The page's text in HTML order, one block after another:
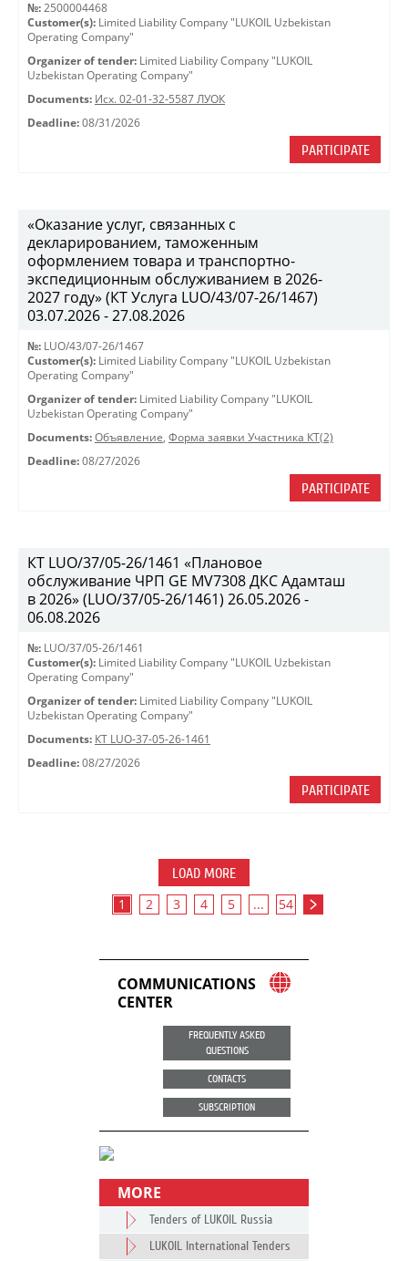
№: 2500004468
Customer(s): Limited Liability Company "LUKOIL Uzbekistan
Operating Company"
Organizer of tender: Limited Liability Company "LUKOIL
Uzbekistan Operating Company"
Documents: Исх. 02-01-32-5587 ЛУОК
Deadline: 08/31/2026
PARTICIPATE
«Оказание услуг, связанных с
декларированием, таможенным
оформлением товара и транспортно-
экспедиционным обслуживанием в 2026-
2027 году» (КТ Услуга LUO/43/07-26/1467)
03.07.2026 - 27.08.2026
№: LUO/43/07-26/1467
Customer(s): Limited Liability Company "LUKOIL Uzbekistan
Operating Company"
Organizer of tender: Limited Liability Company "LUKOIL
Uzbekistan Operating Company"
Documents: Объявление, Форма заявки Участника КТ(2)
Deadline: 08/27/2026
PARTICIPATE
КТ LUO/37/05-26/1461 «Плановое
обслуживание ЧРП GE MV7308 ДКС Адамташ
в 2026» (LUO/37/05-26/1461) 26.05.2026 -
06.08.2026
№: LUO/37/05-26/1461
Customer(s): Limited Liability Company "LUKOIL Uzbekistan
Operating Company"
Organizer of tender: Limited Liability Company "LUKOIL
Uzbekistan Operating Company"
Documents: КТ LUO-37-05-26-1461
Deadline: 08/27/2026
PARTICIPATE
LOAD MORE
1 2 3 4 5 ... 54
COMMUNICATIONS
CENTER
FREQUENTLY ASKED
QUESTIONS
CONTACTS
SUBSCRIPTION
MORE
Tenders of LUKOIL Russia
LUKOIL International Tenders